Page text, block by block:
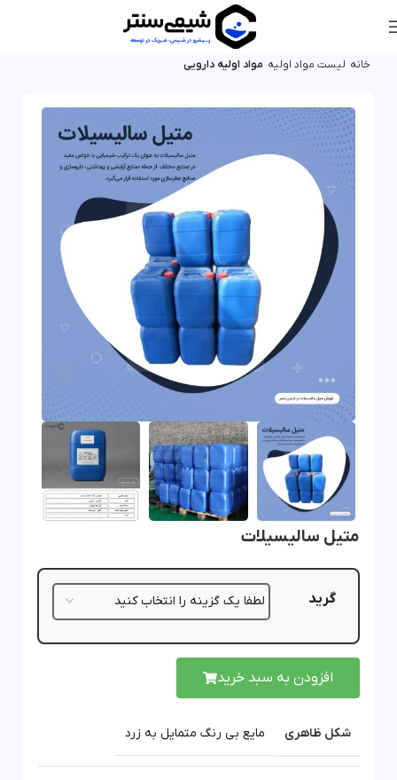
خانه لیست مواد اولیه مواد اولیه دارویی
متیل سالیسیلات
گرید
افزودن به سبد خرید
شکل ظاهری مایع بی رنگ متمایل به زرد